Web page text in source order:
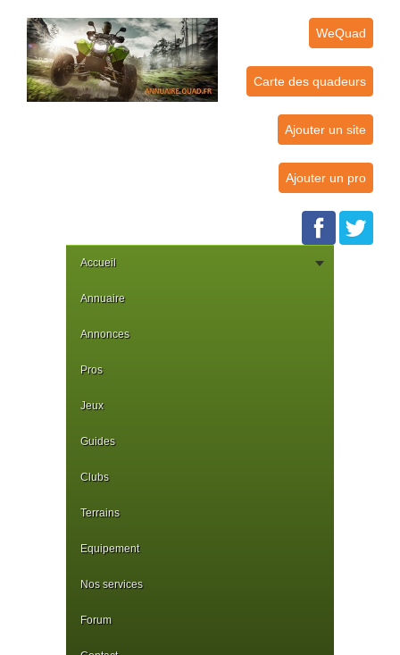
WeQuad
Carte des quadeurs
Ajouter un site
Ajouter un pro
Accueil
Annuaire
Annonces
Pros
Jeux
Guides
Clubs
Terrains
Equipement
Nos services
Forum